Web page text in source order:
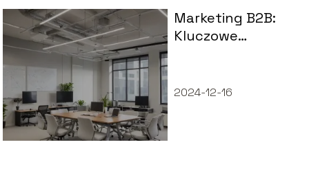
Marketing B2B:
Kluczowe
środowisku
2024-12-16